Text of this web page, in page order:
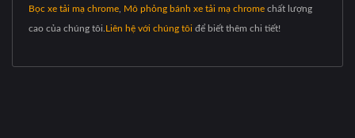
Bọc xe tải mạ chrome Mô phỏng bánh xe tải mạ chrome chất lượng
cao của chúng tôi. Liên hệ với chúng tôi để biết thêm chi tiết!